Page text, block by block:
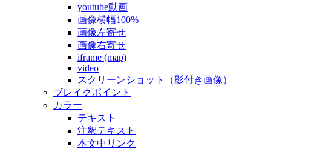
youtube動画
画像横幅100%
画像左寄せ
画像右寄せ
iframe (map)
video
スクリーンショット（影付き画像）
ブレイクポイント
カラー
テキスト
注釈テキスト
本文中リンク